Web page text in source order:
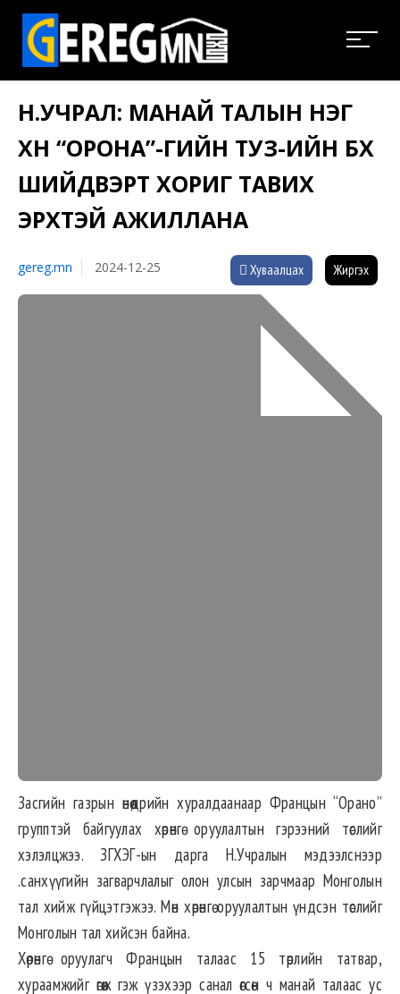
Н.УЧРАЛ: МАНАЙ ТАЛЫН НЭГ
ХҮН “ОРОНА”-ГИЙН ТУЗ-ИЙН БҮХ
ШИЙДВЭРТ ХОРИГ ТАВИХ
ЭРХТЭЙ АЖИЛЛАНА
gereg.mn 2024-12-25 Хуваалцах Жиргэх
Засгийн газрын өнөөдрийн хуралдаанаар Францын “Орано”
групптэй байгуулах хөрөнгө оруулалтын гэрээний төслийг
хэлэлцжээ. ЗГХЭГ-ын дарга Н.Учралын мэдээлснээр
.санхүүгийн загварчлалыг олон улсын зарчмаар Монголын
тал хийж гүйцэтгэжээ. Мөн хөрөнгө оруулалтын үндсэн төслийг
Монголын тал хийсэн байна.
Хөрөнгө оруулагч Францын талаас 15 төрлийн татвар,
хураамжийг өгөөж гэж үзэхээр санал өгсөн ч манай талаас ус